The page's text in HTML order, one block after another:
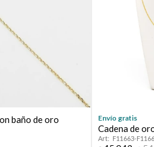
baño de oro
Envío gratis
Cadena de
F11663-